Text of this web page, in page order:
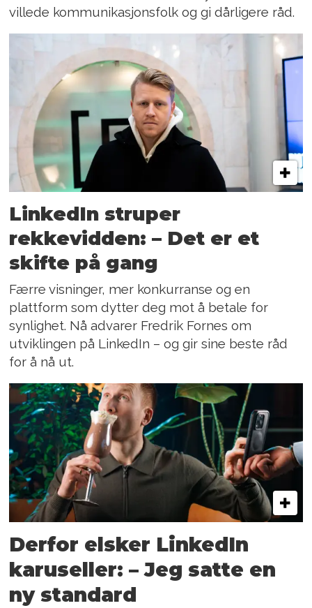
villede kommunikasjonsfolk og gi dårligere råd.
LinkedIn struper
rekkevidden: – Det er et
skifte på gang
Færre visninger, mer konkurranse og en
plattform som dytter deg mot å betale for
synlighet. Nå advarer Fredrik Fornes om
utviklingen på LinkedIn – og gir sine beste råd
for å nå ut.
Derfor elsker LinkedIn
karuseller: – Jeg satte en
ny standard